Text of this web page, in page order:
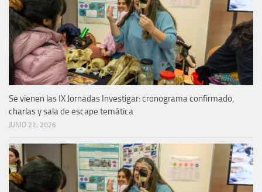
Se vienen las IX Jornadas Investigar: cronograma confirmado,
charlas y sala de escape temática
JUNIO 22, 2026